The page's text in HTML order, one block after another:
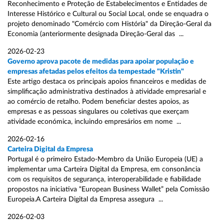
Reconhecimento e Proteção de Estabelecimentos e Entidades de
Interesse Histórico e Cultural ou Social Local, onde se enquadra o
projeto denominado "Comércio com História" da Direção-Geral da
Economia (anteriormente designada Direção-Geral das ...
2026-02-23
Governo aprova pacote de medidas para apoiar população e
empresas afetadas pelos efeitos da tempestade "Kristin"
Este artigo destaca os principais apoios financeiros e medidas de
simplificação administrativa destinados à atividade empresarial e
ao comércio de retalho. Podem beneficiar destes apoios, as
empresas e as pessoas singulares ou coletivas que exerçam
atividade económica, incluindo empresários em nome ...
2026-02-16
Carteira Digital da Empresa
Portugal é o primeiro Estado-Membro da União Europeia (UE) a
implementar uma Carteira Digital da Empresa, em consonância
com os requisitos de segurança, interoperabilidade e fiabilidade
propostos na iniciativa “European Business Wallet” pela Comissão
Europeia.A Carteira Digital da Empresa assegura ...
2026-02-03